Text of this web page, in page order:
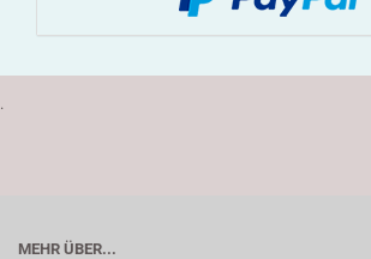
.
MEHR ÜBER...